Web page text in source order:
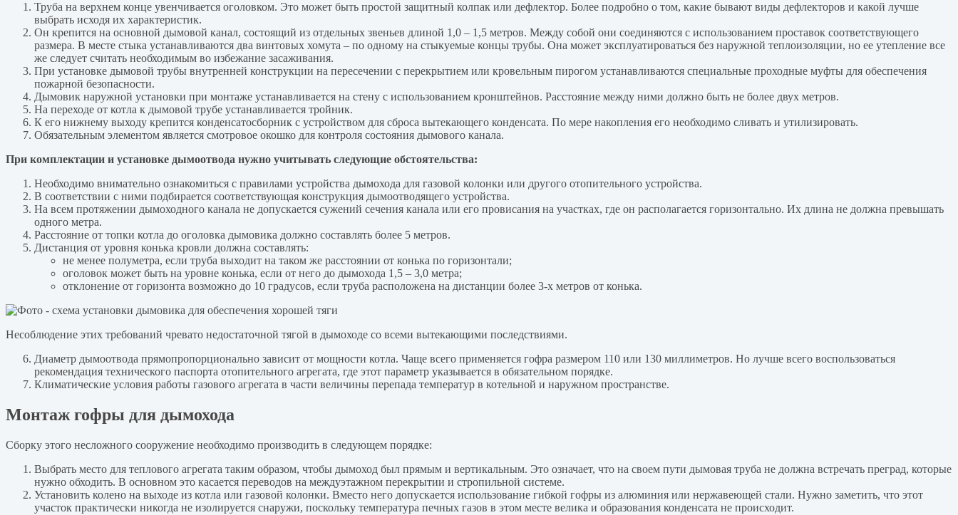
Труба на верхнем конце увенчивается оголовком. Это может быть простой защитный колпак или дефлектор. Более подробно о том, какие бывают виды дефлекторов и какой лучше
выбрать исходя их характеристик.
Он крепится на основной дымовой канал, состоящий из отдельных звеньев длиной 1,0 – 1,5 метров. Между собой они соединяются с использованием проставок соответствующего
размера. В месте стыка устанавливаются два винтовых хомута – по одному на стыкуемые концы трубы. Она может эксплуатироваться без наружной теплоизоляции, но ее утепление все
же следует считать необходимым во избежание засаживания.
При установке дымовой трубы внутренней конструкции на пересечении с перекрытием или кровельным пирогом устанавливаются специальные проходные муфты для обеспечения
пожарной безопасности.
Дымовик наружной установки при монтаже устанавливается на стену с использованием кронштейнов. Расстояние между ними должно быть не более двух метров.
На переходе от котла к дымовой трубе устанавливается тройник.
К его нижнему выходу крепится конденсатосборник с устройством для сброса вытекающего конденсата. По мере накопления его необходимо сливать и утилизировать.
Обязательным элементом является смотровое окошко для контроля состояния дымового канала.
При комплектации и установке дымоотвода нужно учитывать следующие обстоятельства:
Необходимо внимательно ознакомиться с правилами устройства дымохода для газовой колонки или другого отопительного устройства.
В соответствии с ними подбирается соответствующая конструкция дымоотводящего устройства.
На всем протяжении дымоходного канала не допускается сужений сечения канала или его провисания на участках, где он располагается горизонтально. Их длина не должна превышать
одного метра.
Расстояние от топки котла до оголовка дымовика должно составлять более 5 метров.
Дистанция от уровня конька кровли должна составлять:
не менее полуметра, если труба выходит на таком же расстоянии от конька по горизонтали;
оголовок может быть на уровне конька, если от него до дымохода 1,5 – 3,0 метра;
отклонение от горизонта возможно до 10 градусов, если труба расположена на дистанции более 3-х метров от конька.
Несоблюдение этих требований чревато недостаточной тягой в дымоходе со всеми вытекающими последствиями.
Диаметр дымоотвода прямопропорционально зависит от мощности котла. Чаще всего применяется гофра размером 110 или 130 миллиметров. Но лучше всего воспользоваться
рекомендация технического паспорта отопительного агрегата, где этот параметр указывается в обязательном порядке.
Климатические условия работы газового агрегата в части величины перепада температур в котельной и наружном пространстве.
Монтаж гофры для дымохода
Сборку этого несложного сооружение необходимо производить в следующем порядке:
Выбрать место для теплового агрегата таким образом, чтобы дымоход был прямым и вертикальным. Это означает, что на своем пути дымовая труба не должна встречать преград, которые
нужно обходить. В основном это касается переводов на междуэтажном перекрытии и стропильной системе.
Установить колено на выходе из котла или газовой колонки. Вместо него допускается использование гибкой гофры из алюминия или нержавеющей стали. Нужно заметить, что этот
участок практически никогда не изолируется снаружи, поскольку температура печных газов в этом месте велика и образования конденсата не происходит.